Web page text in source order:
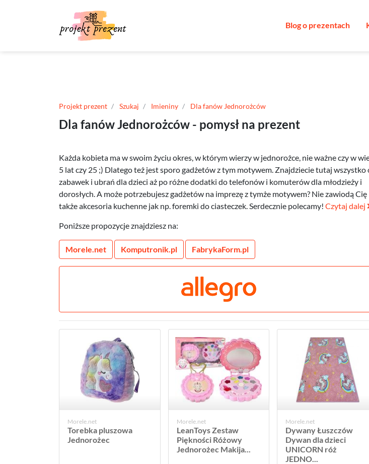
Blog o prezentach
Projekt prezent Szukaj Imieniny Dla fanów Jednorożców
Dla fanów Jednorożców - pomysł na prezent
Każda kobieta ma w swoim życiu okres, w którym wierzy w jednorożce, nie ważne czy w
5 lat czy 25 ;) Dlatego też jest sporo gadżetów z tym motywem. Znajdziecie tutaj wszystko
zabawek i ubrań dla dzieci aż po różne dodatki do telefonów i komuterów dla młodzieży i
dorosłych. A może potrzebujesz gadżetów na imprezę z tymże motywem? Nie zawiodą Cię
także akcesoria kuchenne jak np. foremki do ciasteczek. Serdecznie polecamy! Czytaj dalej
Poniższe propozycje znajdziesz na:
Morele.net Komputronik.pl FabrykaForm.pl
Morele.net
Torebka pluszowa
Jednorożec
Morele.net
LeanToys Zestaw
Piękności Różowy
Jednorożec Makija...
Morele.net
Dywany Łuszczów
Dywan dla dzieci
UNICORN róż
JEDNO...